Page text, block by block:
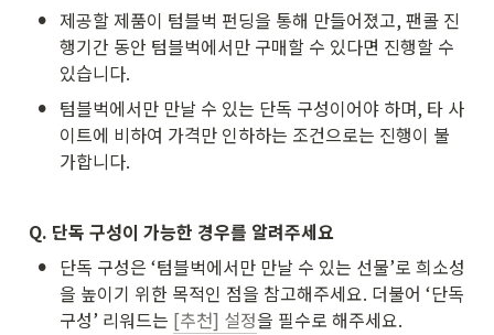
• 제공할 제품이 텀블벅 펀딩을 통해 만들어졌고, 팬콜 진
행기간 동안 텀블벅에서만 구매할 수 있다면 진행할 수
있습니다.
• 텀블벅에서만 만날 수 있는 단독 구성이어야 하며, 타 사
이트에 비하여 가격만 인하하는 조건으로는 진행이 불
가합니다.
Q. 단독 구성이 가능한 경우를 알려주세요
• 단독 구성은 ‘텀블벅에서만 만날 수 있는 선물’로 희소성
을 높이기 위한 목적인 점을 참고해주세요. 더불어 ‘단독
구성’ 리워드는 [추천] 설정을 필수로 해주세요.